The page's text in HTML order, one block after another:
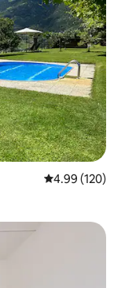
Calificación
4.99 (120)